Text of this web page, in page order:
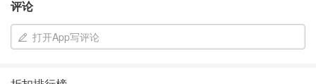
评论
打开App写评论